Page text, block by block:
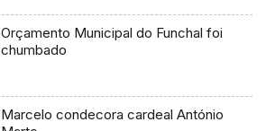
Orçamento Municipal do Funchal foi
chumbado
Marcelo condecora cardeal António